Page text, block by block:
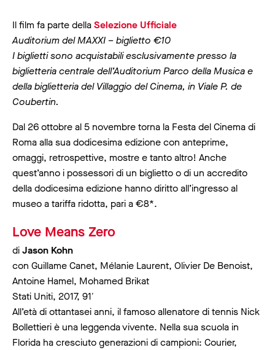
Il film fa parte dellaSelezione Ufficiale
Auditorium del MAXXI – biglietto €10
I biglietti sono acquistabili esclusivamente presso la
biglietteria centrale dell’Auditorium Parco della Musica e
della biglietteria del Villaggio del Cinema, in Viale P. de
Coubertin.
Dal 26 ottobre al 5 novembre torna la Festa del Cinema di
Roma alla sua dodicesima edizione con anteprime,
omaggi, retrospettive, mostre e tanto altro! Anche
quest’anno i possessori di un biglietto o di un accredito
della dodicesima edizione hanno diritto all’ingresso al
museo a tariffa ridotta, pari a €8*.
Love Means Zero
diJason Kohn
con Guillame Canet, Mélanie Laurent, Olivier De Benoist,
Antoine Hamel, Mohamed Brikat
Stati Uniti, 2017, 91′
All’età di ottantasei anni, il famoso allenatore di tennis Nick
Bollettieri è una leggenda vivente. Nella sua scuola in
Florida ha cresciuto generazioni di campioni: Courier,